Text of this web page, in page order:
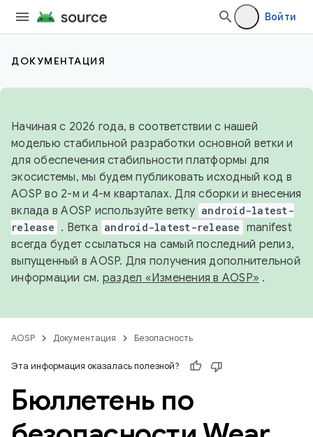
Войти
ДОКУМЕНТАЦИЯ
Начиная с 2026 года, в соответствии с нашей
моделью стабильной разработки основной ветки и
для обеспечения стабильности платформы для
экосистемы, мы будем публиковать исходный код в
AOSP во 2-м и 4-м кварталах. Для сборки и внесения
вклада в AOSP используйте ветку android-latest-
release . Ветка android-latest-release manifest
всегда будет ссылаться на самый последний релиз,
выпущенный в AOSP. Для получения дополнительной
информации см. раздел «Изменения в AOSP» .
AOSP Документация Безопасность
Эта информация оказалась полезной?
Бюллетень по